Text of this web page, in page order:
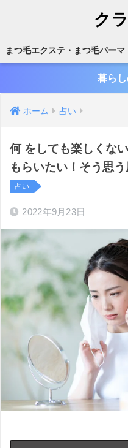
ク
まつ毛エクステ・まつ毛パーマ
暮ら
ホーム 占い
何 をしても楽しくな
もらいたい！そう思
占い
2022年9月23日